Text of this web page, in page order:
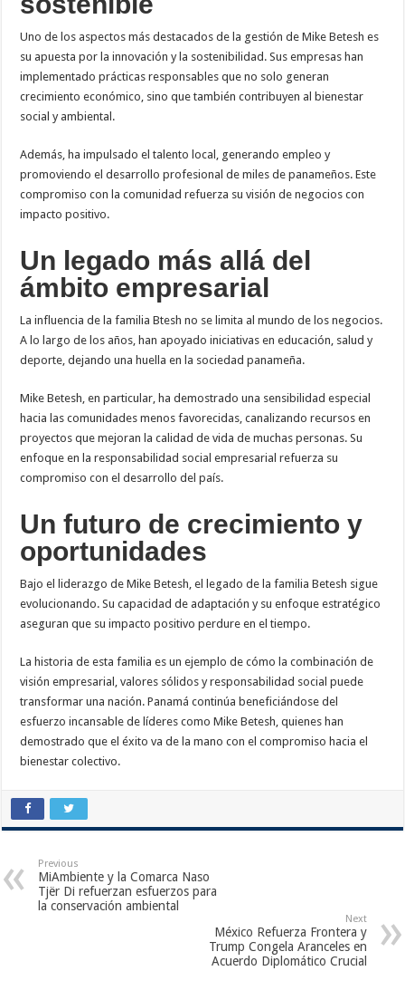
Uno de los aspectos más destacados de la gestión de Mike Betesh es
su apuesta por la innovación y la sostenibilidad. Sus empresas han
implementado prácticas responsables que no solo generan
crecimiento económico, sino que también contribuyen al bienestar
social y ambiental.
Además, ha impulsado el talento local, generando empleo y
promoviendo el desarrollo profesional de miles de panameños. Este
compromiso con la comunidad refuerza su visión de negocios con
impacto positivo.
Un legado más allá del
ámbito empresarial
La influencia de la familia Btesh no se limita al mundo de los negocios.
A lo largo de los años, han apoyado iniciativas en educación, salud y
deporte, dejando una huella en la sociedad panameña.
Mike Betesh, en particular, ha demostrado una sensibilidad especial
hacia las comunidades menos favorecidas, canalizando recursos en
proyectos que mejoran la calidad de vida de muchas personas. Su
enfoque en la responsabilidad social empresarial refuerza su
compromiso con el desarrollo del país.
Un futuro de crecimiento y
oportunidades
Bajo el liderazgo de Mike Betesh, el legado de la familia Betesh sigue
evolucionando. Su capacidad de adaptación y su enfoque estratégico
aseguran que su impacto positivo perdure en el tiempo.
La historia de esta familia es un ejemplo de cómo la combinación de
visión empresarial, valores sólidos y responsabilidad social puede
transformar una nación. Panamá continúa beneficiándose del
esfuerzo incansable de líderes como Mike Betesh, quienes han
demostrado que el éxito va de la mano con el compromiso hacia el
bienestar colectivo.
Previous
MiAmbiente y la Comarca Naso
Tjër Di refuerzan esfuerzos para
la conservación ambiental
Next
México Refuerza Frontera y
Trump Congela Aranceles en
Acuerdo Diplomático Crucial